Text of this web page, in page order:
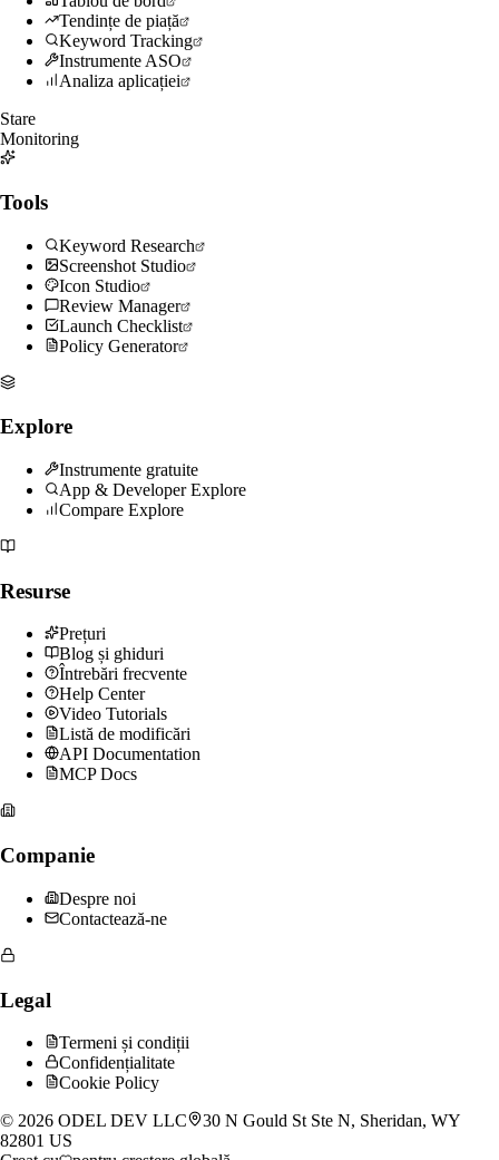
Tendințe de piață
Keyword Tracking
Instrumente ASO
Analiza aplicației
Stare
Monitoring
Tools
Keyword Research
Screenshot Studio
Icon Studio
Review Manager
Launch Checklist
Policy Generator
Explore
Instrumente gratuite
App & Developer Explore
Compare Explore
Resurse
Prețuri
Blog și ghiduri
Întrebări frecvente
Help Center
Video Tutorials
Listă de modificări
API Documentation
MCP Docs
Companie
Despre noi
Contactează-ne
Legal
Termeni și condiții
Confidențialitate
Cookie Policy
© 2026 ODEL DEV LLC
30 N Gould St Ste N, Sheridan, WY
82801 US